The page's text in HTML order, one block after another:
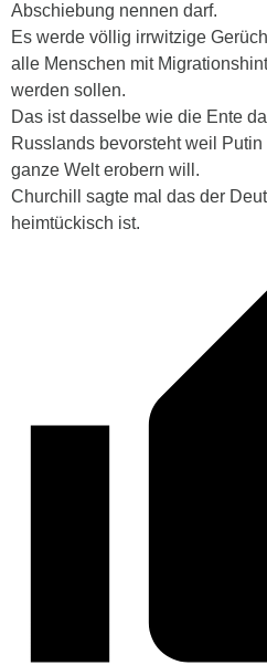
Abschiebung nennen darf.
Es werde völlig irrwitzige
alle Menschen mit
werden sollen.
Das ist dasselbe wie die Ente
Russlands bevorsteht weil
ganze Welt erobern will.
Churchill sagte mal das der
heimtückisch ist.